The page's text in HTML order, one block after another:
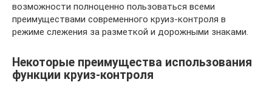
возможности полноценно пользоваться всеми
преимуществами современного круиз-контроля в
режиме слежения за разметкой и дорожными знаками.
Некоторые преимущества использования
функции круиз-контроля